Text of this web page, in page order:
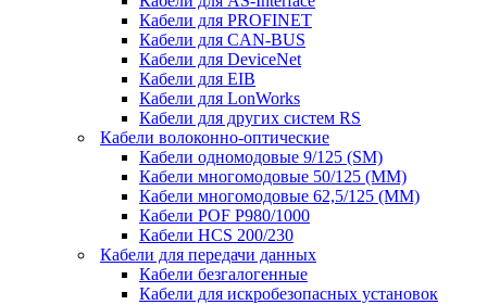
Кабели для PROFINET
Кабели для CAN-BUS
Кабели для DeviceNet
Кабели для EIB
Кабели для LonWorks
Кабели для других систем RS
Кабели волоконно-оптические
Кабели одномодовые 9/125 (SM)
Кабели многомодовые 50/125 (ММ)
Кабели многомодовые 62,5/125 (ММ)
Кабели POF P980/1000
Кабели HCS 200/230
Кабели для передачи данных
Кабели безгалогенные
Кабели для искробезопасных установок